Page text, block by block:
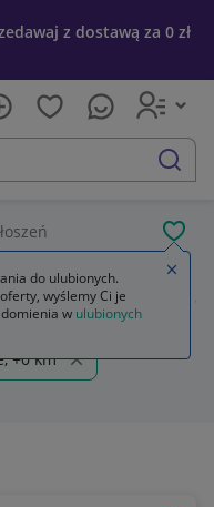
z dostawą za 0 zł
szukaj
komiksy tytus romek i
+0 km
do ulubionych.
wyślemy Ci je
w ulubionych